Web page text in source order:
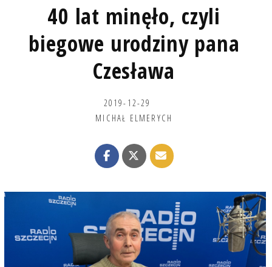
40 lat minęło, czyli
biegowe urodziny pana
Czesława
2019-12-29
MICHAŁ ELMERYCH